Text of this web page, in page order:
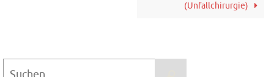
(Unfallchirurgie)